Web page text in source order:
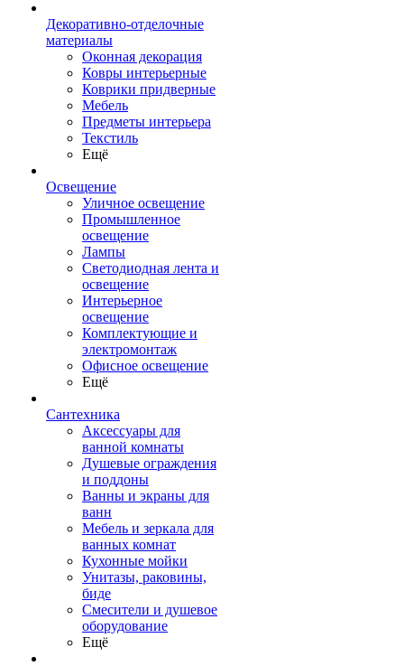
Декоративно-отделочные
материалы
Оконная декорация
Ковры интерьерные
Коврики придверные
Мебель
Предметы интерьера
Текстиль
Ещё
Освещение
Уличное освещение
Промышленное
освещение
Лампы
Светодиодная лента и
освещение
Интерьерное
освещение
Комплектующие и
электромонтаж
Офисное освещение
Ещё
Сантехника
Аксессуары для
ванной комнаты
Душевые ограждения
и поддоны
Ванны и экраны для
ванн
Мебель и зеркала для
ванных комнат
Кухонные мойки
Унитазы, раковины,
биде
Смесители и душевое
оборудование
Ещё